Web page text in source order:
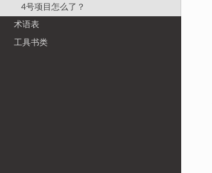
4号项目怎么了？
术语表
工具书类